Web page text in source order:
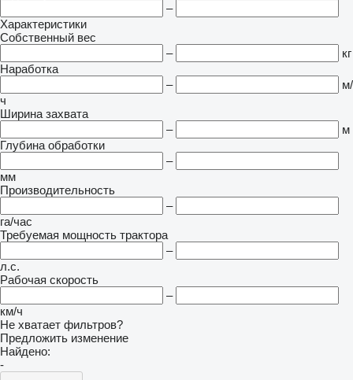
–
Характеристики
Собственный вес
–
кг
Наработка
–
м/
ч
Ширина захвата
–
м
Глубина обработки
–
мм
Производительность
–
га/час
Требуемая мощность трактора
–
л.с.
Рабочая скорость
–
км/ч
Не хватает фильтров?
Предложить изменение
Найдено:
-